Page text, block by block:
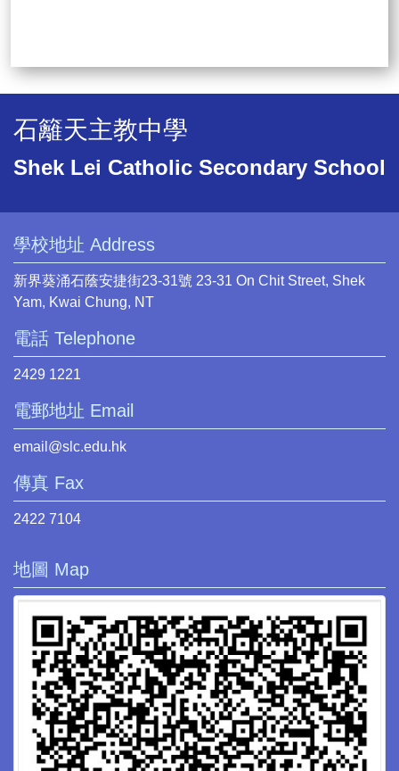
石籬天主教中學
Shek Lei Catholic Secondary School
學校地址 Address
新界葵涌石蔭安捷街23-31號 23-31 On Chit Street, Shek
Yam, Kwai Chung, NT
電話 Telephone
2429 1221
電郵地址 Email
email@slc.edu.hk
傳真 Fax
2422 7104
地圖 Map